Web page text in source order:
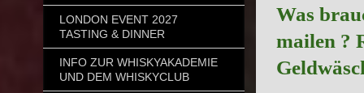
Was
mailen ?
LONDON EVENT 2027
TASTING & DINNER
INFO ZUR WHISKYAKADEMIE
UND DEM WHISKYCLUB